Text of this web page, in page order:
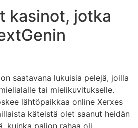
kasinot, jotka
saatavana lukuisia pelejä, joilla
tai mielikuvitukselle.
lähtöpaikkaa online Xerxes
käteistä olet saanut heidän